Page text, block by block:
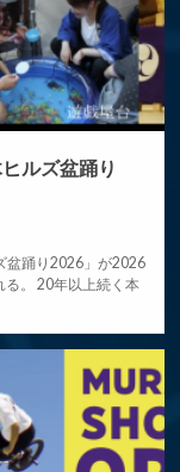
ルズ盆踊り
盆踊り2026」が2026
。 20年以上続く本